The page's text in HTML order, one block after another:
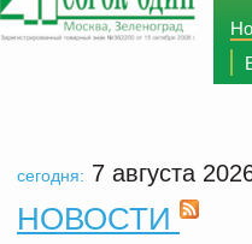
сегодня: 7 августа
НОВОСТИ